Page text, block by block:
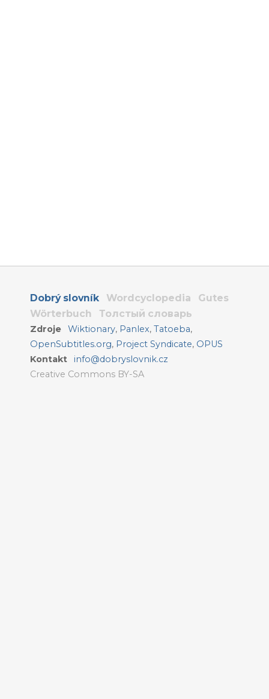
Dobrý slovník Wordcyclopedia
Gutes
Wörterbuch
Толстый словарь
Zdroje Wiktionary, Panlex,Tatoeba,
OpenSubtitles.org, Project Syndicate, OPUS
Kontakt
info@dobryslovnik.cz
Creative Commons BY-SA